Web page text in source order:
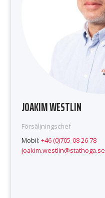
JOAKIM WESTLIN
Försäljningschef
Mobil: +46 (0)705-08 26 78
joakim.westlin@stathoga.se